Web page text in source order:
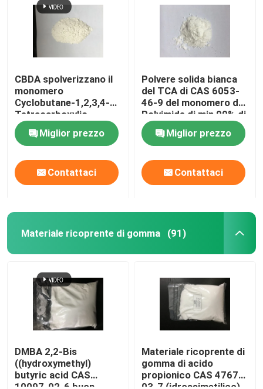
CBDA spolverizzano il
monomero
Cyclobutane-1,2,3,4-
Tetracarboxylic
Dianhydride del
Polyimide di CAS 4415-
87-6
Miglior prezzo
Contattaci
Polvere solida bianca
del TCA di CAS 6053-
46-9 del monomero del
Polyimide di min 99% di
purezza
Miglior prezzo
Contattaci
Materiale ricoprente di gomma (91)
DMBA 2,2-Bis
((hydroxymethyl)
butyric acid CAS
Materiale ricoprente di
gomma di acido
propionico CAS 4767-